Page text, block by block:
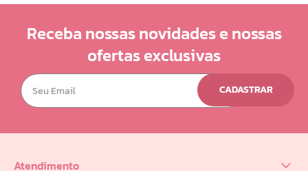
Receba nossas novidades e nossas
ofertas exclusivas
CADASTRAR
Atendimento